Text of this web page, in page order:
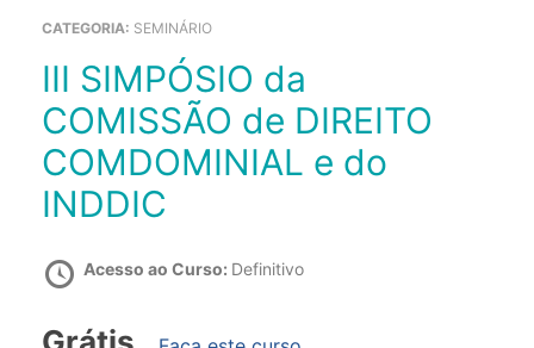
CATEGORIA: SEMINÁRIO
III SIMPÓSIO da
COMISSÃO de DIREITO
COMDOMINIAL e do
INDDIC
Acesso ao Curso: Definitivo